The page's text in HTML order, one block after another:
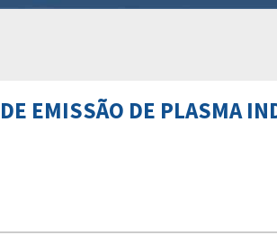
EMISSÃO DE PLASMA